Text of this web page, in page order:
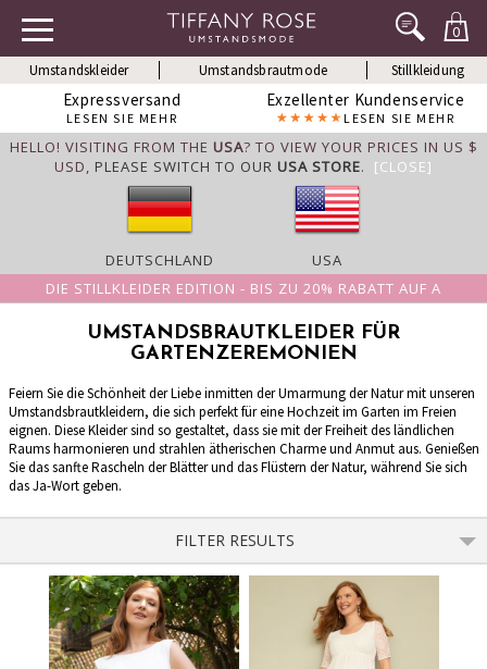
0
Umstandskleider Umstandsbrautmode Stillkleidung
Expressversand
LESEN SIE MEHR
Exzellenter Kundenservice
LESEN SIE MEHR
HELLO! VISITING FROM THE USA? TO VIEW YOUR PRICES IN US $
USD, PLEASE SWITCH TO OUR USA STORE. [CLOSE]
DEUTSCHLAND
USA
DIE STILLKLEIDER EDITION - BIS ZU 20% RABATT AUF A
UMSTANDSBRAUTKLEIDER FÜR
GARTENZEREMONIEN
Feiern Sie die Schönheit der Liebe inmitten der Umarmung der Natur mit unseren
Umstandsbrautkleidern, die sich perfekt für eine Hochzeit im Garten im Freien
eignen. Diese Kleider sind so gestaltet, dass sie mit der Freiheit des ländlichen
Raums harmonieren und strahlen ätherischen Charme und Anmut aus. Genießen
Sie das sanfte Rascheln der Blätter und das Flüstern der Natur, während Sie sich
das Ja-Wort geben.
FILTER RESULTS